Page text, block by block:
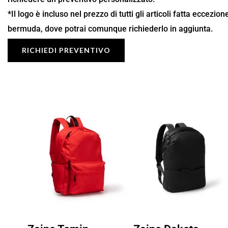
*Il logo è incluso nel prezzo di tutti gli articoli fatta
bermuda, dove potrai comunque richiederlo in aggiunta.
RICHIEDI PREVENTIVO
prezzo:
10,07 €
a
14,38 €
prezzo:
16,25 €
23,21 €